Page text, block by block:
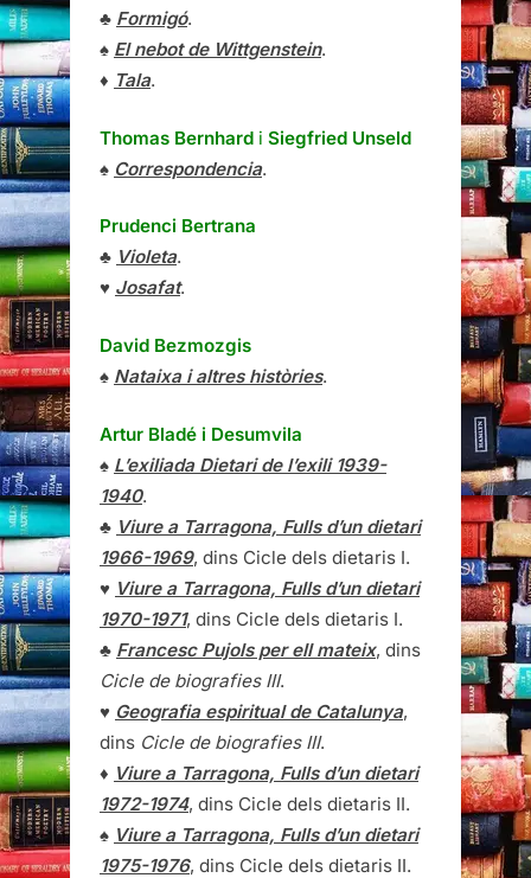
♣ Formigó.
♠ El nebot de Wittgenstein.
♦ Tala.
Thomas Bernhard i Siegfried Unseld
♠ Correspondencia.
Prudenci Bertrana
♣ Violeta.
♥ Josafat.
David Bezmozgis
♠ Nataixa i altres històries.
Artur Bladé i Desumvila
♠ L’exiliada Dietari de l’exili 1939-
1940.
♣ Viure a Tarragona, Fulls d’un dietari
1966-1969, dins Cicle dels dietaris I.
♥ Viure a Tarragona, Fulls d’un dietari
1970-1971, dins Cicle dels dietaris I.
♣ Francesc Pujols per ell mateix, dins
Cicle de biografies III.
♥ Geografia espiritual de Catalunya,
dins Cicle de biografies III.
♦ Viure a Tarragona, Fulls d’un dietari
1972-1974, dins Cicle dels dietaris II.
♠ Viure a Tarragona, Fulls d’un dietari
1975-1976, dins Cicle dels dietaris II.